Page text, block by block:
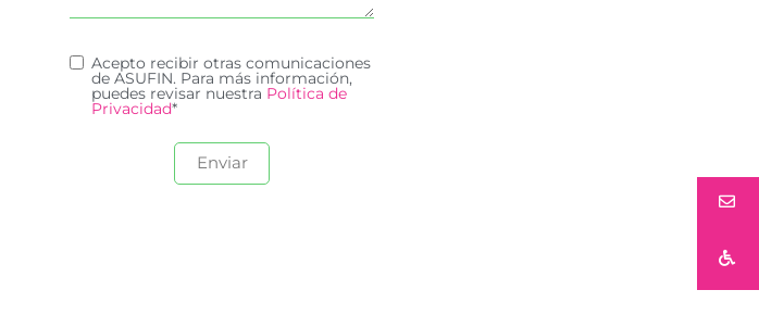
Acepto recibir otras comunicaciones
de ASUFIN. Para más información,
puedes revisar nuestra Política de
Privacidad*